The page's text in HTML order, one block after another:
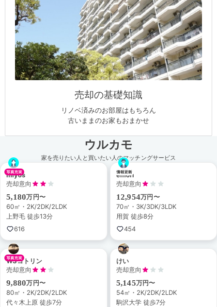
売却の基礎知識
リノベ済みのお部屋はもちろん
古いままのお家もおまかせ
ウルカモ
家を売りたい人と買いたい人のマッチングサービス
miyos
売却意向
5,180万円〜
60㎡・2K/2DK/2LDK
上野毛 徒歩13分
616
emori
売却意向
12,954万円〜
70㎡・3K/3DK/3LDK
用賀 徒歩8分
454
WSコトリン
売却意向
9,880万円〜
80㎡・2K/2DK/2LDK
代々木上原 徒歩7分
けい
売却意向
5,145万円〜
54㎡・2K/2DK/2LDK
駒沢大学 徒歩7分